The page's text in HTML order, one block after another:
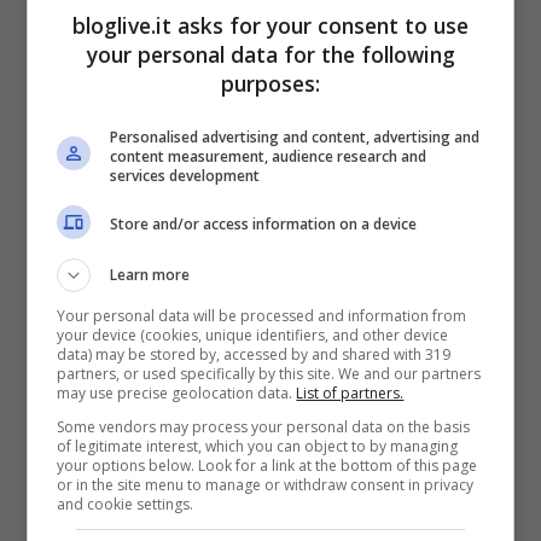
Unitamente alladichiarazione sostitutiva
dell’atto di notorietà
, debitamente
compilata e sottoscritta, deve essere
allegata anche una copia di un documento
di riconoscimento valido dellegale
bloglive.it asks for your consent to use
your personal data for the following
purposes:
Personalised advertising and content, advertising and
content measurement, audience research and
services development
Store and/or access information on a device
Learn more
Your personal data will be processed and information from
your device (cookies, unique identifiers, and other device
data) may be stored by, accessed by and shared with 319
partners, or used specifically by this site. We and our partners
may use precise geolocation data. List of partners.
Some vendors may process your personal data on the basis
of legitimate interest, which you can object to by managing
your options below. Look for a link at the bottom of this page
or in the site menu to manage or withdraw consent in privacy
and cookie settings.